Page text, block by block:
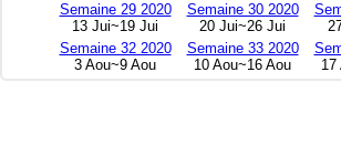
Semaine 29 2020
13 Jui~19 Jui
Semaine 30 2020
20 Jui~26 Jui
Semaine 32 2020
3 Aou~9 Aou
Semaine 33 2020
10 Aou~16 Aou
17